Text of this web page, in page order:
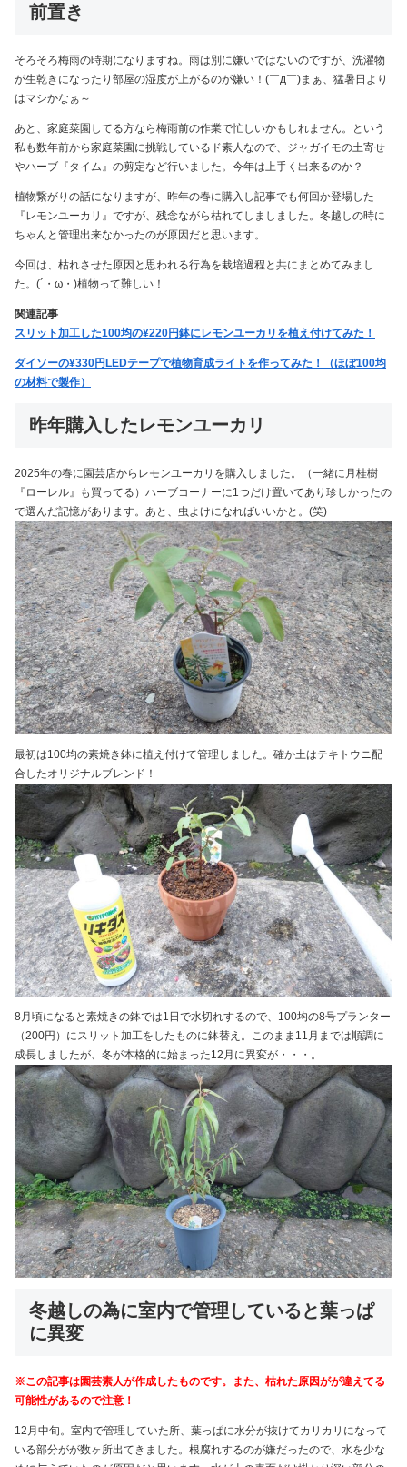
前置き
そろそろ梅雨の時期になりますね。雨は別に嫌いではないのですが、洗濯物
が生乾きになったり部屋の湿度が上がるのが嫌い！(￣д￣)まぁ、猛暑日より
はマシかなぁ～
あと、家庭菜園してる方なら梅雨前の作業で忙しいかもしれません。という
私も数年前から家庭菜園に挑戦しているド素人なので、ジャガイモの土寄せ
やハーブ『タイム』の剪定など行いました。今年は上手く出来るのか？
植物繋がりの話になりますが、昨年の春に購入し記事でも何回か登場した
『レモンユーカリ』ですが、残念ながら枯れてしましました。冬越しの時に
ちゃんと管理出来なかったのが原因だと思います。
今回は、枯れさせた原因と思われる行為を栽培過程と共にまとめてみまし
た。(´・ω・)植物って難しい！
関連記事
スリット加工した100均の¥220円鉢にレモンユーカリを植え付けてみた！
ダイソーの¥330円LEDテープで植物育成ライトを作ってみた！（ほぼ100均
の材料で製作）
昨年購入したレモンユーカリ
2025年の春に園芸店からレモンユーカリを購入しました。（一緒に月桂樹
『ローレル』も買ってる）ハーブコーナーに1つだけ置いてあり珍しかったの
で選んだ記憶があります。あと、虫よけになればいいかと。(笑)
最初は100均の素焼き鉢に植え付けて管理しました。確か土はテキトウニ配
合したオリジナルブレンド！
8月頃になると素焼きの鉢では1日で水切れするので、100均の8号プランター
（200円）にスリット加工をしたものに鉢替え。このまま11月までは順調に
成長しましたが、冬が本格的に始まった12月に異変が・・・。
冬越しの為に室内で管理していると葉っぱ
に異変
※この記事は園芸素人が作成したものです。また、枯れた原因がが違えてる
可能性があるので注意！
12月中旬。室内で管理していた所、葉っぱに水分が抜けてカリカリになって
いる部分がが数ヶ所出てきました。根腐れするのが嫌だったので、水を少な